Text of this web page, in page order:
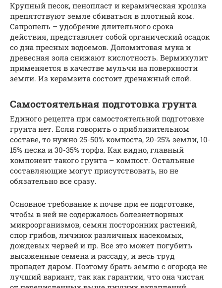
Крупный песок, пенопласт и керамическая крошка
препятствуют земле сбиваться в плотный ком.
Сапропель – удобрение длительного срока
действия, представляет собой органический осадок
со дна пресных водоемов. Доломитовая мука и
древесная зола снижают кислотность. Вермикулит
применяется в качестве мульчи на поверхности
земли. Из керамзита состоит дренажный слой.
Самостоятельная подготовка грунта
Единого рецепта при самостоятельной подготовке
грунта нет. Если говорить о приблизительном
составе, то нужно 25-50% компоста, 20-25% земли, 10-
15% песка и 30-35% торфа. Как видно, главный
компонент такого грунта – компост. Остальные
составляющие могут присутствовать, но не
обязательно все сразу.
Основное требование к почве при ее подготовке,
чтобы в ней не содержалось болезнетворных
микроорганизмов, семян посторонних растений,
спор грибов, личинок различных насекомых,
дождевых червей и пр. Все это может погубить
высаженные семена и рассаду, и весь труд
пропадет даром. Поэтому брать землю с огорода не
лучший вариант, так как гарантии, что она чистая